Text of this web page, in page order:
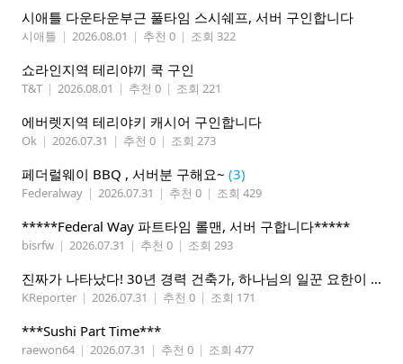
시애틀 다운타운부근 풀타임 스시쉐프, 서버 구인합니다
시애틀 | 2026.08.01 | 추천 0 | 조회 322
쇼라인지역 테리야끼 쿡 구인
T&T | 2026.08.01 | 추천 0 | 조회 221
에버렛지역 테리야키 캐시어 구인합니다
Ok | 2026.07.31 | 추천 0 | 조회 273
페더럴웨이 BBQ , 서버분 구해요~ (3)
Federalway | 2026.07.31 | 추천 0 | 조회 429
*****Federal Way 파트타임 롤맨, 서버 구합니다*****
bisrfw | 2026.07.31 | 추천 0 | 조회 293
진짜가 나타났다! 30년 경력 건축가, 하나님의 일꾼 요한이 책임 시공합니다.
KReporter | 2026.07.31 | 추천 0 | 조회 171
***Sushi Part Time***
raewon64 | 2026.07.31 | 추천 0 | 조회 477